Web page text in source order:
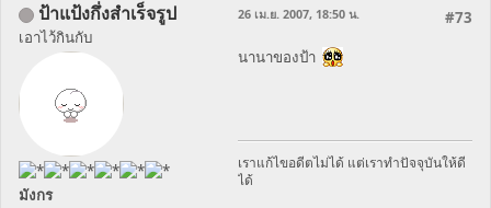
ป้าแป้งกึ่งสำเร็จรูป
เอาไว้กินกับ
มังกร
#73
26 เม.ย. 2007, 18:50 น.
นานาของป้า
เราแก้ไขอดีตไม่ได้ แต่เราทำปัจจุบันให้ดี
ได้